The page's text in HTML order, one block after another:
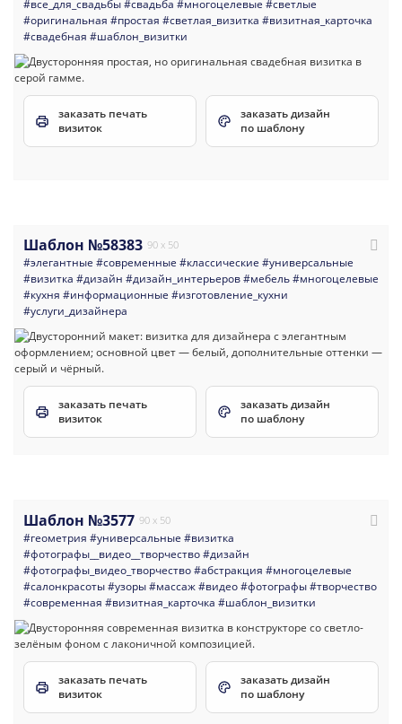
#все_для_свадьбы#свадьба #многоцелевые #светлые
#оригинальная #простая #светлая_визитка #визитная_карточка
#свадебная #шаблон_визитки
заказать печать
визиток
заказать дизайн
по шаблону
Шаблон №58383 90 x 50
#элегантные #современные #классические #универсальные
#визитка #дизайн #дизайн_интерьеров#мебель#многоцелевые
#кухня #информационные #изготовление_кухни
#услуги_дизайнера
заказать печать
визиток
заказать дизайн
по шаблону
Шаблон №3577 90 x 50
#геометрия #универсальные #визитка
#фотографы__видео__творчество#дизайн
#фотографы_видео_творчество#абстракция #многоцелевые
#салонкрасоты#узоры#массаж#видео#фотографы#творчество
#современная #визитная_карточка #шаблон_визитки
заказать печать
визиток
заказать дизайн
по шаблону